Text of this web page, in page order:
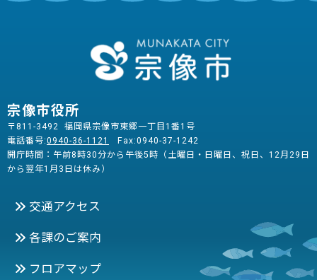
宗像市役所
〒811-3492 福岡県宗像市東郷一丁目1番1号
電話番号:0940-36-1121
Fax:0940-37-1242
開庁時間：午前8時30分から午後5時（土曜日・日曜日、祝日、12月29日
から翌年1月3日は休み）
交通アクセス
各課のご案内
フロアマップ